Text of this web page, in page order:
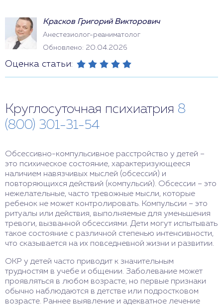
Красков Григорий Викторович
Анестезиолог-реаниматолог
Обновлено: 20.04.2026
Оценка статьи:
Круглосуточная психиатрия 8
(800) 301-31-54
Обсессивно-компульсивное расстройство у детей –
это психическое состояние, характеризующееся
наличием навязчивых мыслей (обсессий) и
повторяющихся действий (компульсий). Обсессии – это
нежелательные, часто тревожные мысли, которые
ребенок не может контролировать. Компульсии – это
ритуалы или действия, выполняемые для уменьшения
тревоги, вызванной обсессиями. Дети могут испытывать
такое состояние с различной степенью интенсивности,
что сказывается на их повседневной жизни и развитии.
ОКР у детей часто приводит к значительным
трудностям в учебе и общении. Заболевание может
проявляться в любом возрасте, но первые признаки
обычно наблюдаются в детстве или подростковом
возрасте. Раннее выявление и адекватное лечение